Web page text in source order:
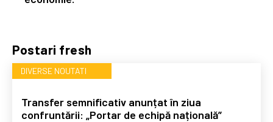
Postari fresh
DIVERSE NOUTATI
Transfer semnificativ anunțat în ziua
confruntării: „Portar de echipă națională”